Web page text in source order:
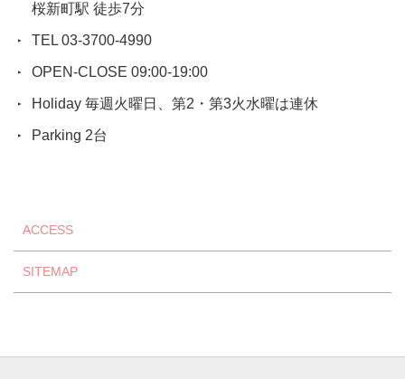
桜新町駅 徒歩7分
TEL 03-3700-4990
OPEN-CLOSE 09:00-19:00
Holiday 毎週火曜日、第2・第3火水曜は連休
Parking 2台
ACCESS
SITEMAP